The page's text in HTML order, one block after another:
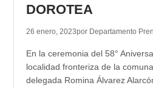
DOROTEA
26 enero, 2023por Departamento
En la ceremonia del 58°
localidad fronteriza de la
delegada Romina Álvarez